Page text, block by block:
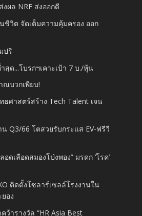
งผล NRF ส่งออกดี
ชีวิต จัดเต็มความคุ้มครอง ออก
ปริ
สุด...โบรกฯเคาะเป้า 7 บ./หุ้น
บวกเพียบ!
ธศาสตร์สร้าง Tech Talent เจน
น Q3/66 โตสวยรับกระแส EV-ฟรีวี
อดเลือดสมองโป่งพอง” มรดก ‘โรค’
ติดตั้งโซลาร์เซลล์โรงงานใน
อง
ว้ารางวัล “HR Asia Best